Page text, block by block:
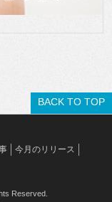
BACK TO TOP
今月のリリース
Reserved.